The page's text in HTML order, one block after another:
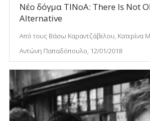
Νέο δόγμα TINoA: There Is Not
Alternative
Από τους Βάσω Καραντζάβελου, Κατερίνα
Αντώνη Παπαδόπουλο, 12/01/2018